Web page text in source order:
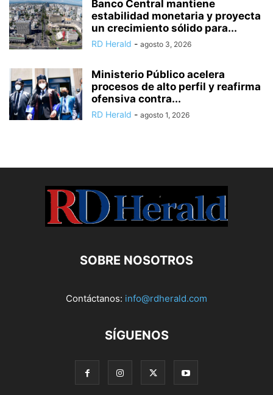
Banco Central mantiene
estabilidad monetaria y proyecta
un crecimiento sólido para...
RD Herald - agosto 3, 2026
Ministerio Público acelera
procesos de alto perfil y reafirma
ofensiva contra...
RD Herald - agosto 1, 2026
SOBRE NOSOTROS
Contáctanos: info@rdherald.com
SÍGUENOS